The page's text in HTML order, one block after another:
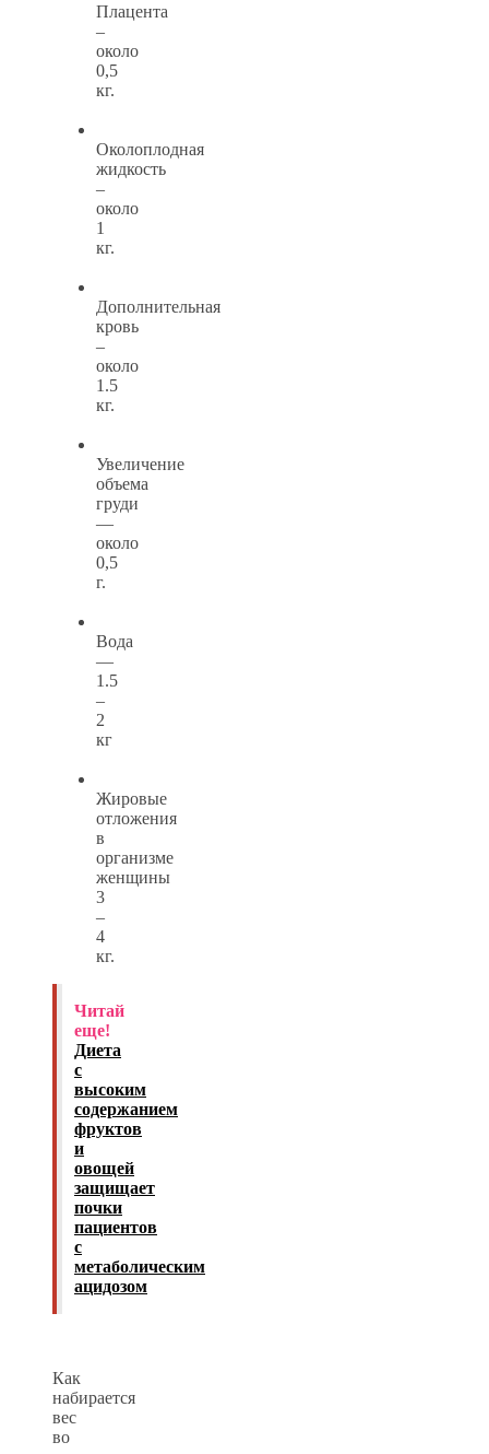
Плацента
–
около
0,5
кг.
Околоплодная
жидкость
–
около
1
кг.
Дополнительная
кровь
–
около
1.5
кг.
Увеличение
объема
груди
—
около
0,5
г.
Вода
—
1.5
–
2
кг
Жировые
отложения
в
организме
женщины
3
–
4
кг.
Читай
еще!
Диета
с
высоким
содержанием
фруктов
и
овощей
защищает
почки
пациентов
с
метаболическим
ацидозом
Как
набирается
вес
во